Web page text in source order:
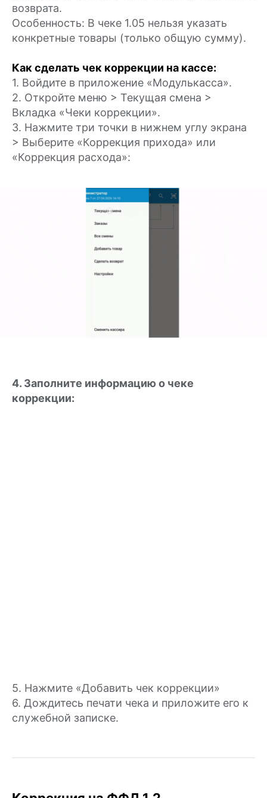
возврата.
Особенность: В чеке 1.05 нельзя указать
конкретные товары (только общую сумму).
Как сделать чек коррекции на кассе:
1. Войдите в приложение «Модулькасса».
2. Откройте меню > Текущая смена >
Вкладка «Чеки коррекции».
3. Нажмите три точки в нижнем углу экрана
> Выберите «Коррекция прихода» или
«Коррекция расхода»:
4. Заполните информацию о чеке
коррекции:
5. Нажмите «Добавить чек коррекции»
6. Дождитесь печати чека и приложите его к
служебной записке.